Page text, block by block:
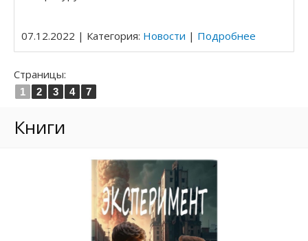
07.12.2022 | Категория: Новости | Подробнее
Страницы:
1 2 3 4 7
Книги